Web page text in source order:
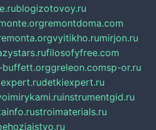
blogizotovoy.ru
remontdoma.com
vyitikho.rumirjon.ru
filosofyfree.com
buffett.orggreleon.comsp-or.ru
detkiexpert.ru
instrumentgid.ru
stroimaterials.ru